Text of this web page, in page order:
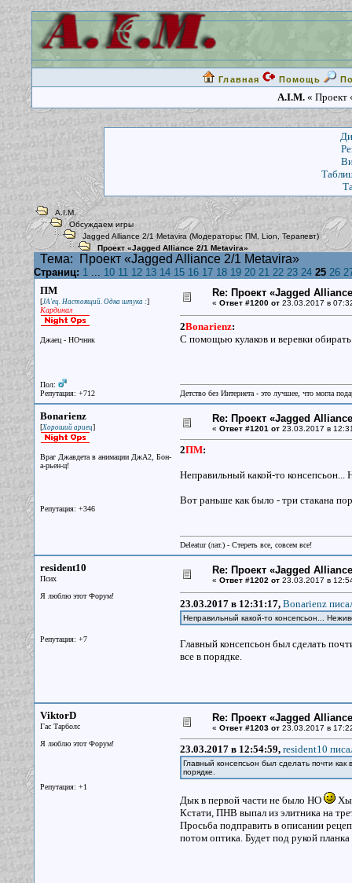
Главная Помощь
A.I.M.« Проект
A.I.M.
Обсуждаем игры
Jagged Alliance 2/1 Metavira (Модераторы: ПМ, Lion, Терапевт)
Проект «Jagged Alliance 2/1 Metavira»
Тема: Проект «Jagged Alliance 2/1 Metavira»
Страниц: 1... 10 11 12 13 14 15 16 17 18 19 20 21 22 23 24 25 26
ПМ
[JA'ец. Настоящий. Одна штука :]
Кардинал
Джаец - НОчник
Пол:
Репутация: +712
Re: Проект «Jagged
« Ответ #1200 от23.03.2017 в
2Bonarienz:
С помощью кулаков и веревки
Детство без Интернета - это лучшее, что могла
Bonarienz
[Хороший ариец]
Враг Джавдета в анимации ДжА2, Бон-
а-рьен-ц!
Репутация: +346
Re: Проект «Jagged
« Ответ #1201 от23.03.2017 в
2ПМ:
Неправильный какой-то консепсьон...
Вот раньше как было - три стакана
Deleatur (лат.) - Стереть все, совсем все!
resident10
Псих
Я люблю этот Форум!
Репутация: +7
Re: Проект «Jagged
« Ответ #1202 от23.03.2017 в
23.03.2017 в 12:31:17, Bonarienz
Неправильный какой-то консепсьон...
Главный консепсьон был сделать
все в порядке.
ViktorD
Гас Тарболс
Я люблю этот Форум!
Репутация: +1
Re: Проект «Jagged
« Ответ #1203 от23.03.2017 в
23.03.2017 в 12:54:59, resident10
Главный консепсьон был сделать почти
порядке.
Дык в первой части не было НО
Хы.
Кстати, ПНВ выпал из элитника на
Просьба подправить в описании
потом оптика. Будет под рукой